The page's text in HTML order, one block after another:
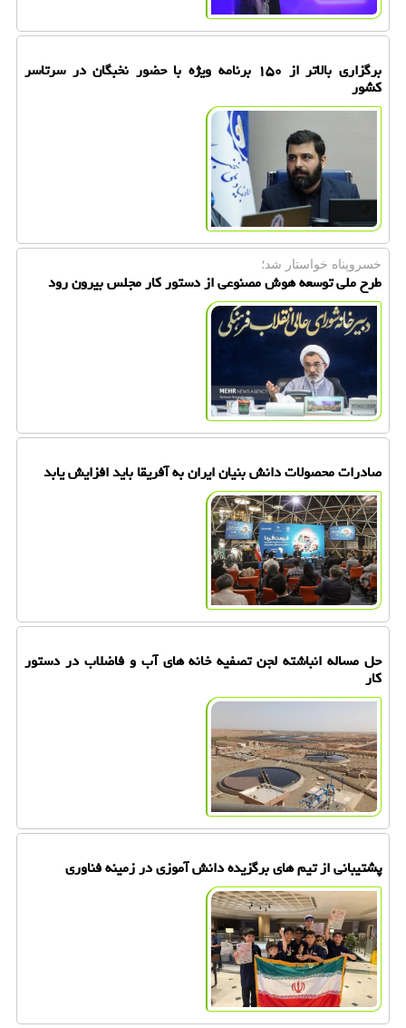
برگزاری بالاتر از ۱۵۰ برنامه ویژه با حضور نخبگان در سرتاسر
کشور
خسروپناه خواستار شد؛
طرح ملی توسعه هوش مصنوعی از دستور کار مجلس بیرون رود
صادرات محصولات دانش بنیان ایران به آفریقا باید افزایش یابد
حل مساله انباشته لجن تصفیه خانه های آب و فاضلاب در دستور
کار
پشتیبانی از تیم های برگزیده دانش آموزی در زمینه فناوری